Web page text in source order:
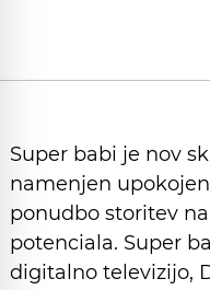
Super babi je nov
namenjen
ponudbo storitev
potenciala. Super
digitalno televizijo,